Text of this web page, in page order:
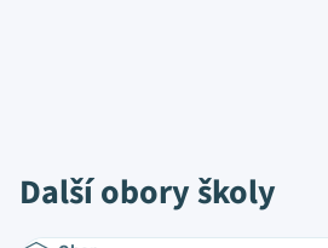
Další obory školy